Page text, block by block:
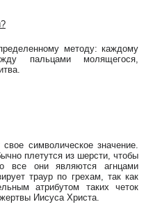
методу: каждому
пальцами молящегося,
символическое значение.
плетутся из шерсти, чтобы
все они являются агнцами
траур по грехам, так как
атрибутом таких четок
Иисуса Христа.